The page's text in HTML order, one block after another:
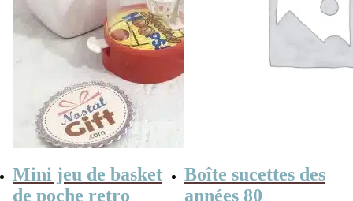
Mini jeu de basket
de poche retro
Boîte sucettes des
années 80